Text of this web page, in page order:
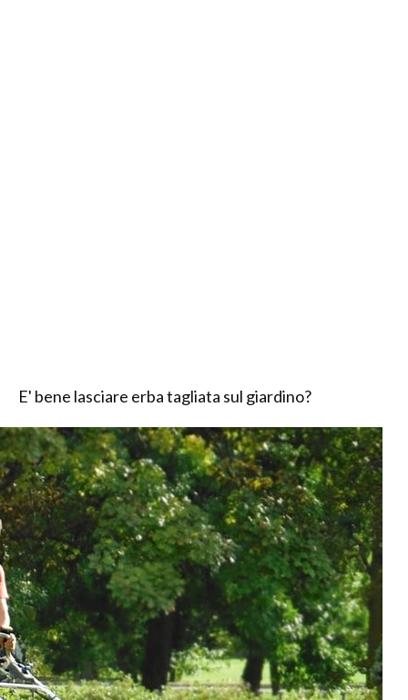
E' bene lasciare erba tagliata sul giardino?